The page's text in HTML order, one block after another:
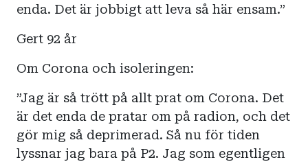
enda. Det är jobbigt att leva så här ensam.”
Gert 92 år
Om Corona och isoleringen:
”Jag är så trött på allt prat om Corona. Det
är det enda de pratar om på radion, och det
gör mig så deprimerad. Så nu för tiden
lyssnar jag bara på P2. Jag som egentligen